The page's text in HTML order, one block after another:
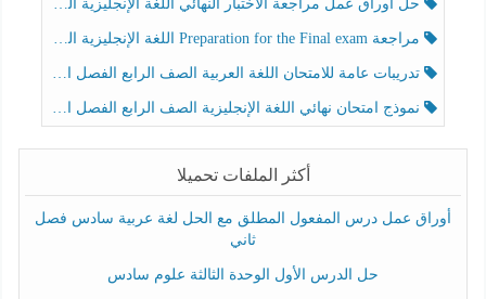
حل أوراق عمل مراجعة الاختبار النهائي اللغة الإنجليزية الصف الرابع الفصل الثالث
مراجعة Preparation for the Final exam اللغة الإنجليزية الصف الرابع الفصل الثالث
تدريبات عامة للامتحان اللغة العربية الصف الرابع الفصل الثالث
نموذج امتحان نهائي اللغة الإنجليزية الصف الرابع الفصل الثالث
أكثر الملفات تحميلا
أوراق عمل درس المفعول المطلق مع الحل لغة عربية سادس فصل
ثاني
حل الدرس الأول الوحدة الثالثة علوم سادس